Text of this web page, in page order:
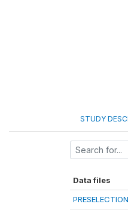
STUDY
Data files
PRESELECTION